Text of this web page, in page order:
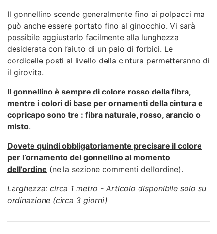
Il gonnellino scende generalmente fino ai polpacci ma
può anche essere portato fino al ginocchio. Vi sarà
possibile aggiustarlo facilmente alla lunghezza
desiderata con l’aiuto di un paio di forbici. Le
cordicelle posti al livello della cintura permetteranno di
il girovita.
Il gonnellino è sempre di colore rosso della fibra,
mentre i colori di base per ornamenti della cintura e
copricapo sono tre : fibra naturale, rosso, arancio o
misto.
Dovete quindi obbligatoriamente precisare il colore
per l’ornamento del gonnellino al momento
dell’ordine (nella sezione commenti dell’ordine).
Larghezza: circa 1 metro - Articolo disponibile solo su
ordinazione (circa 3 giorni)